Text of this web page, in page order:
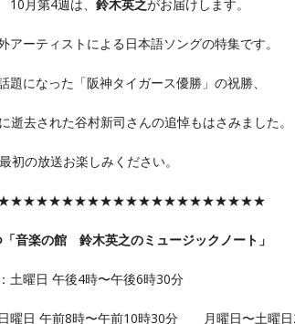
月第4週は、 鈴木英之がお届けします。
アーティストによる日本語ソングの特集です。
題になった「阪神タイガース優勝」の祝勝、
逝去された谷村新司さんの追悼もはさみました。
初の放送お楽しみください。
「音楽の館 鈴木英之のミュージックノート」
土曜日 午後4時〜午後6時30分
曜日 午前8時〜午前10時30分 月曜日〜土曜日